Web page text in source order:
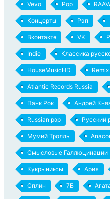
Vevo Pop
Концерты Рэп
Вконтакте VK
Indie Классика
HouseMusicHD Remix
Atlantic Records Russia
Панк Рок Андрей
Russian pop Русский
Мумий Тролль
Смысловые Галлюцинации
Кукрыниксы Ария
Сплин 7Б